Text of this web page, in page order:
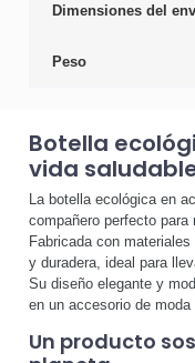
Dimensiones del
Peso
Botella
vida
La botella ecológica en
compañero perfecto
Fabricada con
y duradera, ideal para
Su diseño elegante y
en un accesorio de
Un producto